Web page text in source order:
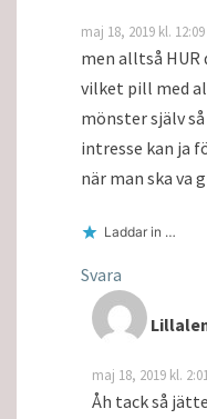
maj 18, 2019 kl.
men alltså
vilket pill med
mönster själv
intresse kan ja
när man ska va
Laddar in …
Svara
maj 18, 2019 kl.
Åh tack så